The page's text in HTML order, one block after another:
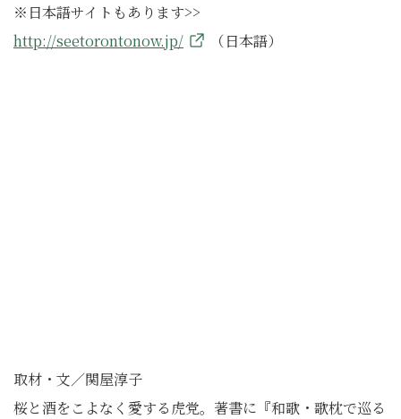
※日本語サイトもあります>>
http://seetorontonow.jp/
（日本語）
取材・文／関屋淳子
桜と酒をこよなく愛する虎党。著書に『和歌・歌枕で巡る